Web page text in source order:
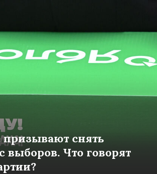
снять
выборов. Что говорят